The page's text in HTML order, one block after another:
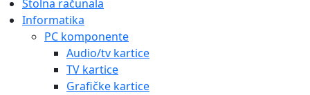
Stolna računala
Informatika
PC komponente
Audio/tv kartice
TV kartice
Grafičke kartice